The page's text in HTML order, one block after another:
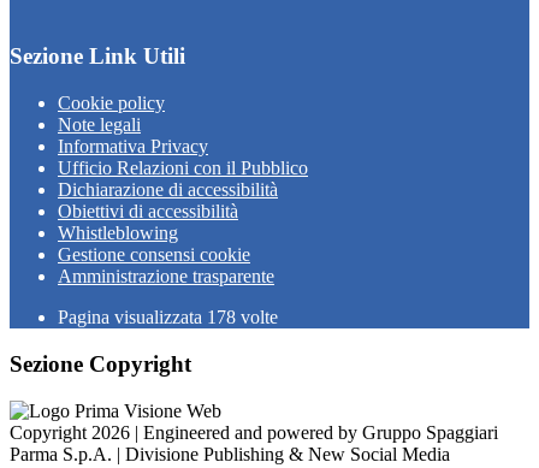
Sezione Link Utili
Cookie policy
Note legali
Informativa Privacy
Ufficio Relazioni con il Pubblico
Dichiarazione di accessibilità
Obiettivi di accessibilità
Whistleblowing
Gestione consensi cookie
Amministrazione trasparente
Pagina visualizzata 178 volte
Sezione Copyright
Copyright 2026 | Engineered and powered by Gruppo Spaggiari
Parma S.p.A. | Divisione Publishing & New Social Media